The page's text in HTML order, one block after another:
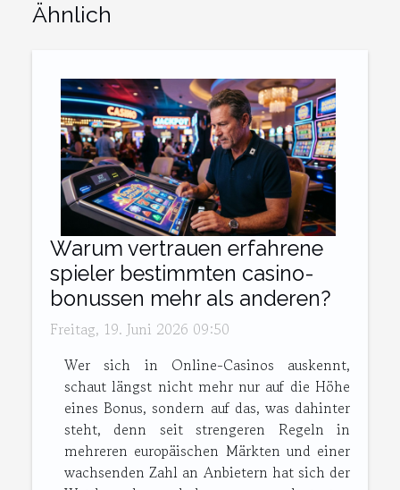
Ähnlich
Warum vertrauen erfahrene
spieler bestimmten casino-
bonussen mehr als anderen?
Freitag, 19. Juni 2026 09:50
Wer sich in Online-Casinos auskennt,
schaut längst nicht mehr nur auf die Höhe
eines Bonus, sondern auf das, was dahinter
steht, denn seit strengeren Regeln in
mehreren europäischen Märkten und einer
wachsenden Zahl an Anbietern hat sich der